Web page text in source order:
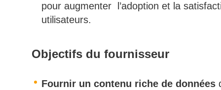
pour augmenter l’adoption et la
utilisateurs.
Objectifs du fournisseur
Fournir un contenu riche de données